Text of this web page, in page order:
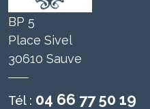
BP 5
Place Sivel
30610 Sauve
Tél : 04 66 77 50 19